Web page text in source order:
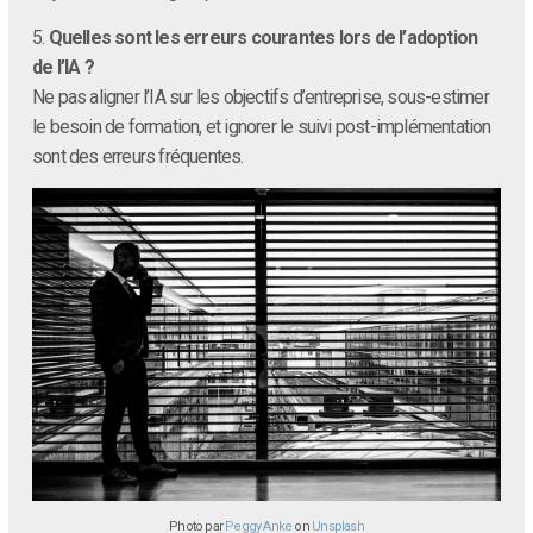
5. Quelles sont les erreurs courantes lors de l’adoption
de l’IA ?
Ne pas aligner l’IA sur les objectifs d’entreprise, sous-estimer
le besoin de formation, et ignorer le suivi post-implémentation
sont des erreurs fréquentes.
Photo parPeggy Anke on Unsplash